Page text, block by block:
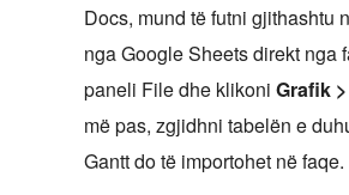
Docs, mund të futni gjithashtu
nga Google Sheets direkt nga
paneli File dhe klikoni Grafik
më pas, zgjidhni tabelën e
Gantt do të importohet në faqe.